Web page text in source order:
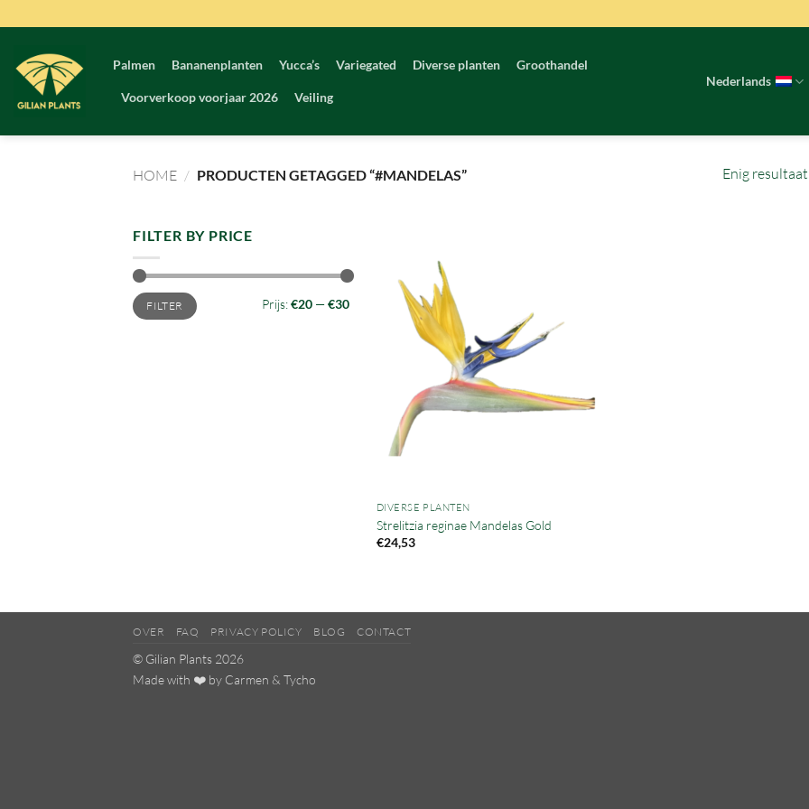
naar
inhoud
Palmen Bananenplanten Yucca’s Variegated Diverse planten Groothandel
Voorverkoop voorjaar 2026 Veiling
Nederlands
HOME / PRODUCTEN GETAGGED “#MANDELAS” Enig resultaat
FILTER BY PRICE
Min.
prijs
Max.
prijsFILTER Prijs:€20 —€30
DIVERSE PLANTEN
Strelitzia reginae Mandelas Gold
€24,53
OVER FAQ PRIVACY POLICY BLOG CONTACT
© Gilian Plants 2026
Made with ❤️ by Carmen & Tycho